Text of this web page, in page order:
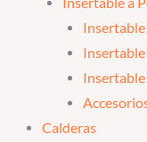
Insertable
Calderas